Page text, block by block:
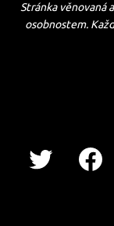
Stránka věnovaná
osobnostem.